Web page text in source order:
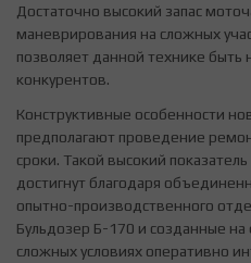
Достаточно высокий запас
маневрирования на сложных
позволяет данной технике быть
конкурентов.
Конструктивные особенности
предполагают проведение
сроки. Такой высокий
достигнут благодаря
опытно-производственного
Бульдозер Б-170 и созданные
сложных условиях оперативно